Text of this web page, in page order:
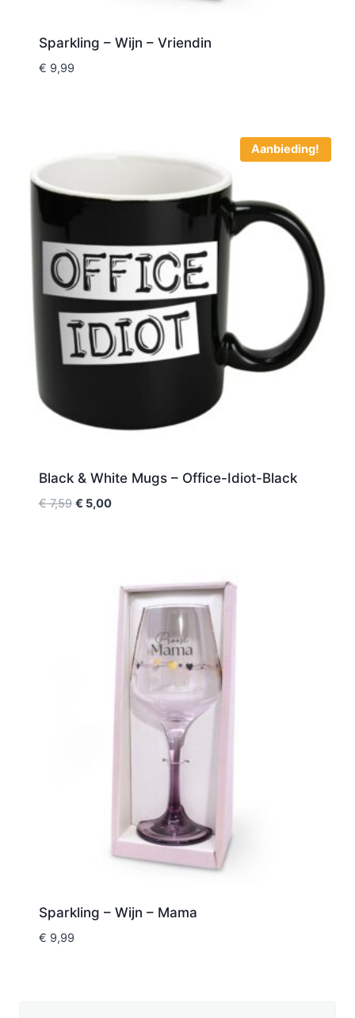
Sparkling – Wijn – Vriendin
€ 9,99
Aanbieding!
Black & White Mugs – Office-Idiot-Black
€7,59 € 5,00
Sparkling – Wijn – Mama
€ 9,99